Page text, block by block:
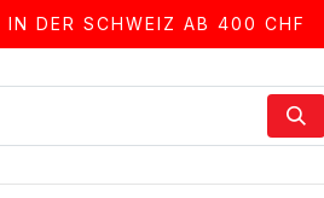
IN DER SCHWEIZ AB 400 CHF